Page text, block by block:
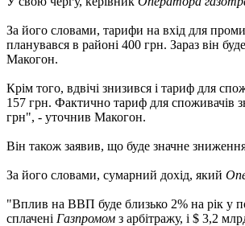
За його словами, тарифи на вхід для
планувався в районі 400 грн. Зараз він
Макогон.
Крім того, вдвічі знизився і тариф для
157 грн. Фактично тариф для споживачів
грн", - уточнив Макогон.
Він також заявив, що буде значне
За його словами, сумарний дохід, який
"Вплив на ВВП буде близько 2% на рік у
сплачені Газпромом з арбітражу, і $ 3,2